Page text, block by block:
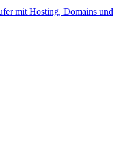
mit Hosting, Domains und